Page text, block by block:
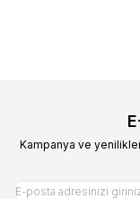
Kampanya ve